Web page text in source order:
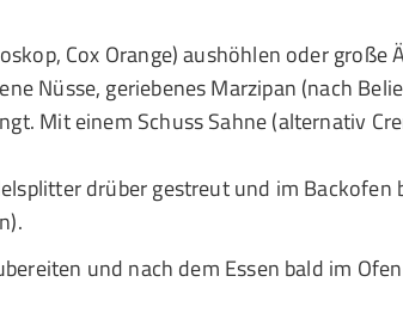
Cox Orange) aushöhlen oder
Nüsse, geriebenes Marzipan (nach
Mit einem Schuss Sahne (alternativ
drüber gestreut und im
und nach dem Essen bald im